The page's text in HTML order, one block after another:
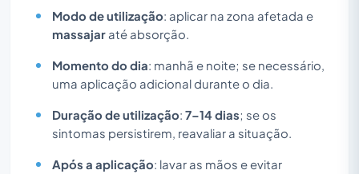
Modo de utilização: aplicar na zona afetada e
massajar até absorção.
Momento do dia: manhã e noite; se necessário,
uma aplicação adicional durante o dia.
Duração de utilização: 7–14 dias; se os
sintomas persistirem, reavaliar a situação.
Após a aplicação: lavar as mãos e evitar